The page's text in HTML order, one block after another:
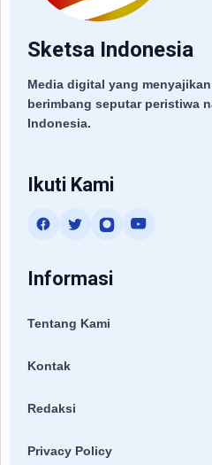
Sketsa Indonesia
Media digital yang
berimbang seputar peristiwa
Indonesia.
Ikuti Kami
Informasi
Tentang Kami
Kontak
Redaksi
Privacy Policy